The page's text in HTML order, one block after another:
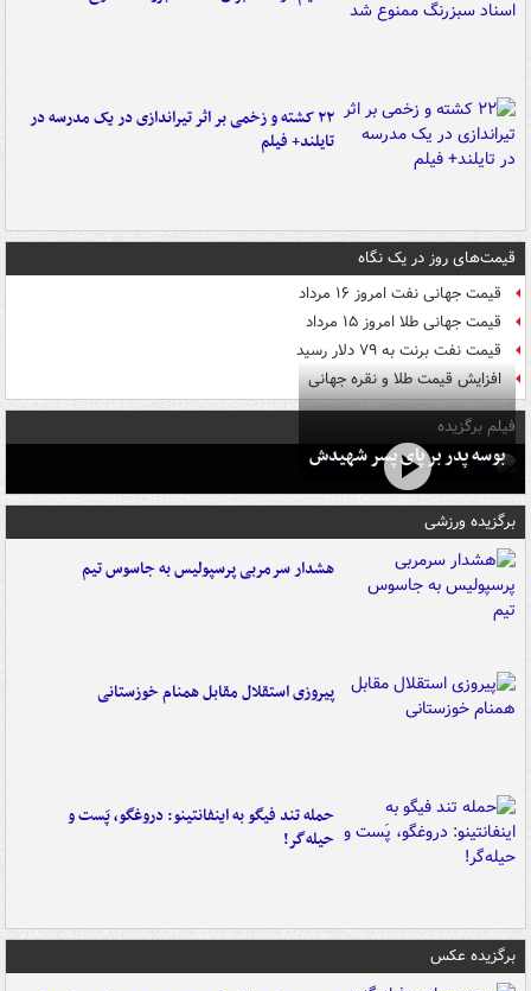
۲۲ کشته و زخمی بر اثر تیراندازی در یک مدرسه در
تایلند+ فیلم
قیمت‌های روز در یک نگاه
قیمت جهانی نفت امروز ۱۶ مرداد
قیمت جهانی طلا امروز ۱۵ مرداد
قیمت نفت برنت به ۷۹ دلار رسید
افزایش قیمت طلا و نقره جهانی
فیلم برگزیده
بوسه‌ پدر بر پای پسر شهیدش
برگزیده ورزشی
هشدار سرمربی پرسپولیس به جاسوس تیم
پیروزی استقلال مقابل همنام خوزستانی
حمله تند فیگو به اینفانتینو: دروغگو، پَست‌ و
حیله‌گر!
برگزیده عکس